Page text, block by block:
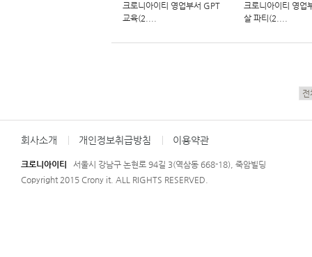
크로니아이티 영업부서 GPT
교육(2....
크로니아이티 영업
살 파티(2....
회사소개 개인정보취급방침 이용약관
크로니아이티
서울시 강남구 논현로 94길 3(역삼동 668-18), 죽암빌딩
Copyright 2015 Crony it. ALL RIGHTS RESERVED.